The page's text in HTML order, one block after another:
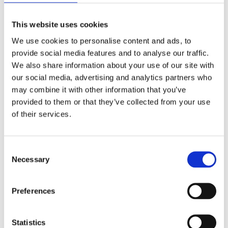
This website uses cookies
We use cookies to personalise content and ads, to
provide social media features and to analyse our traffic.
We also share information about your use of our site with
our social media, advertising and analytics partners who
may combine it with other information that you’ve
provided to them or that they’ve collected from your use
of their services.
Selection
Necessary
Preferences
Statistics
65 kg
Dimensiuni
Documentație tehnică